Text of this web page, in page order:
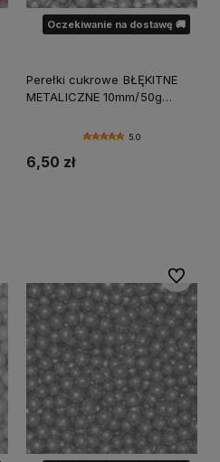
Oczekiwanie na dostawę 🚚
Perełki cukrowe BŁĘKITNE
METALICZNE 10mm/50g
5.0
6,50 zł
Do